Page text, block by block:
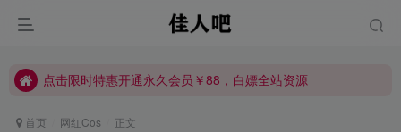
点击限时特惠开通永久会员￥88，白嫖全站资源
点击限时特惠开通永久会员￥88，白嫖全站资源
首页 网红Cos 正文